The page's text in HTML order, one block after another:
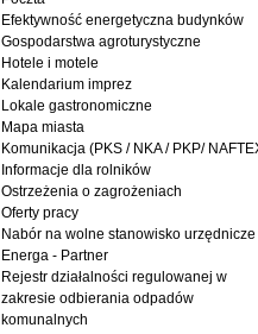
Efektywność energetyczna budynków
Gospodarstwa agroturystyczne
Hotele i motele
Kalendarium imprez
Lokale gastronomiczne
Mapa miasta
Komunikacja (PKS / NKA / PKP/
Informacje dla rolników
Ostrzeżenia o zagrożeniach
Oferty pracy
Nabór na wolne stanowisko urzędnicze
Energa - Partner
Rejestr działalności regulowanej w
zakresie odbierania odpadów
komunalnych